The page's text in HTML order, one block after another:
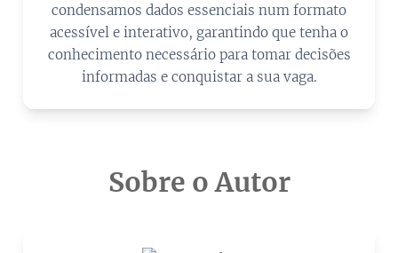
condensamos dados essenciais num formato
acessível e interativo, garantindo que tenha o
conhecimento necessário para tomar decisões
informadas e conquistar a sua vaga.
Sobre o Autor